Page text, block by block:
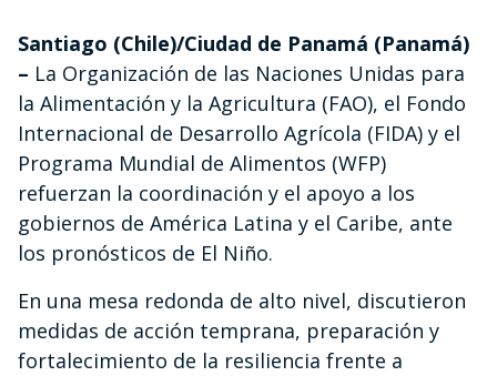
Santiago (Chile)/Ciudad de Panamá (Panamá)
– La Organización de las Naciones Unidas para
la Alimentación y la Agricultura (FAO), el Fondo
Internacional de Desarrollo Agrícola (FIDA) y el
Programa Mundial de Alimentos (WFP)
refuerzan la coordinación y el apoyo a los
gobiernos de América Latina y el Caribe, ante
los pronósticos de El Niño.
En una mesa redonda de alto nivel, discutieron
medidas de acción temprana, preparación y
fortalecimiento de la resiliencia frente a